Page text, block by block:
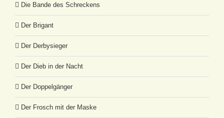
Die Bande des Schreckens
Der Brigant
Der Derbysieger
Der Dieb in der Nacht
Der Doppelgänger
Der Frosch mit der Maske